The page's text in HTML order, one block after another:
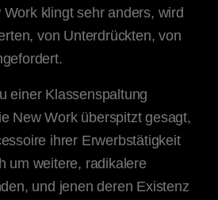
klingt sehr anders, wird
von Unterdrückten, von
einer Klassenspaltung
New Work überspitzt gesagt,
ihrer Erwerbstätigkeit
um weitere, radikalere
und jenen deren Existenz